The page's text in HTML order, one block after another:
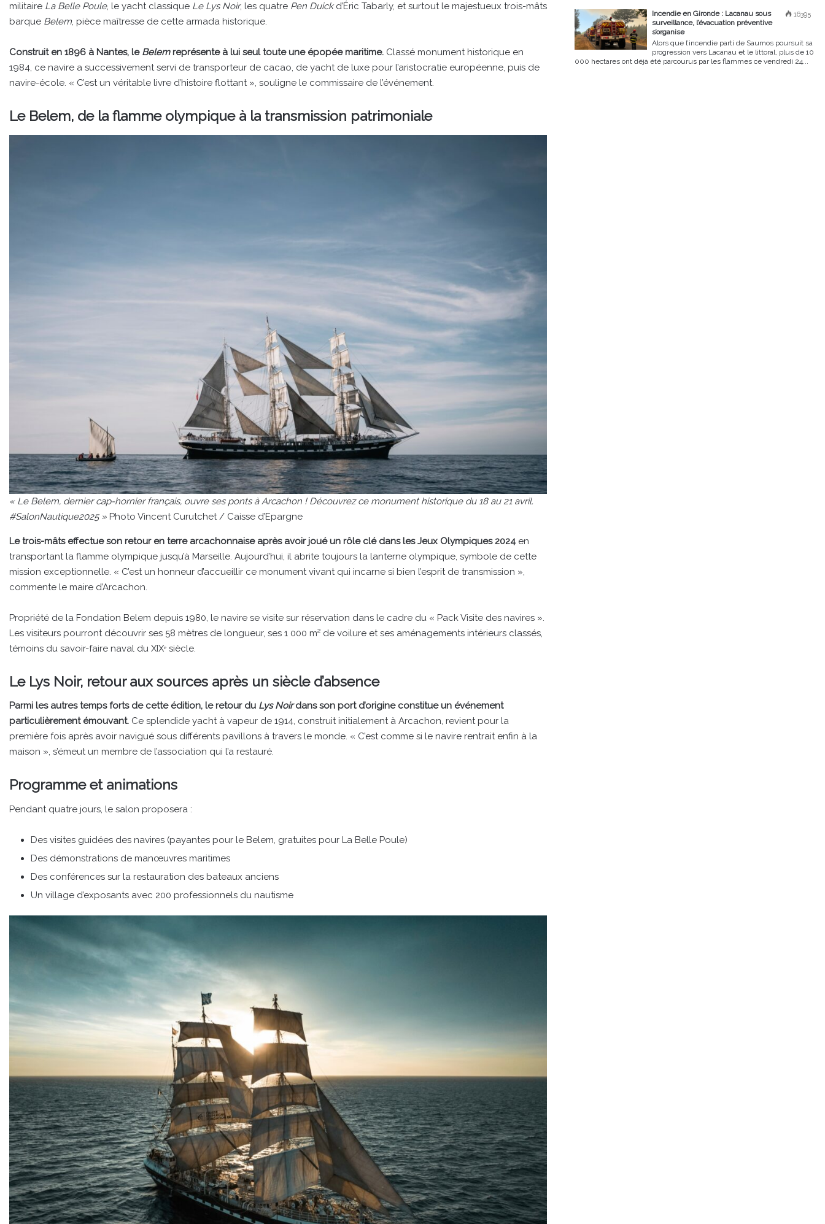
militaire La Belle Poule, le yacht classique Le Lys Noir, les quatre Pen Duickd’Éric Tabarly, et surtout le majestueux trois-mâts
barque Belem, pièce maîtresse de cette armada historique.
Construit en 1896 à Nantes, le Belemreprésente à lui seul toute une épopée maritime. Classé monument historique en
1984, ce navire a successivement servi de transporteur de cacao, de yacht de luxe pour l’aristocratie européenne, puis de
navire-école. « C’est un véritable livre d’histoire flottant », souligne le commissaire de l’événement.
Le Belem, de la flamme olympique à la transmission patrimoniale
« Le Belem, dernier cap-hornier français, ouvre ses ponts à Arcachon ! Découvrez ce monument historique du 18 au 21 avril.
#SalonNautique2025 » Photo Vincent Curutchet / Caisse d’Epargne
Le trois-mâts effectue son retour en terre arcachonnaise après avoir joué un rôle clé dans les Jeux Olympiques 2024 en
transportant la flamme olympique jusqu’à Marseille. Aujourd’hui, il abrite toujours la lanterne olympique, symbole de cette
mission exceptionnelle. « C’est un honneur d’accueillir ce monument vivant qui incarne si bien l’esprit de transmission »,
commente le maire d’Arcachon.
Propriété de la Fondation Belem depuis 1980, le navire se visite sur réservation dans le cadre du « Pack Visite des navires ».
Les visiteurs pourront découvrir ses 58 mètres de longueur, ses 1 000 m² de voilure et ses aménagements intérieurs classés,
témoins du savoir-faire naval du XIXᵉ siècle.
Le Lys Noir, retour aux sources après un siècle d’absence
Parmi les autres temps forts de cette édition, le retour du Lys Noirdans son port d’origine constitue un événement
particulièrement émouvant. Ce splendide yacht à vapeur de 1914, construit initialement à Arcachon, revient pour la
première fois après avoir navigué sous différents pavillons à travers le monde. « C’est comme si le navire rentrait enfin à la
maison », s’émeut un membre de l’association qui l’a restauré.
Programme et animations
Pendant quatre jours, le salon proposera :
Des visites guidées des navires (payantes pour le Belem, gratuites pour La Belle Poule)
Des démonstrations de manœuvres maritimes
Des conférences sur la restauration des bateaux anciens
Un village d’exposants avec 200 professionnels du nautisme
16395
Incendie en Gironde : Lacanau sous
surveillance, l’évacuation préventive
s’organise
Alors que l’incendie parti de Saumos poursuit sa
progression vers Lacanau et le littoral, plus de 10
000 hectares ont déjà été parcourus par les flammes ce vendredi 24...